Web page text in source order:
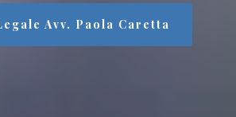
Avv. Paola Caretta